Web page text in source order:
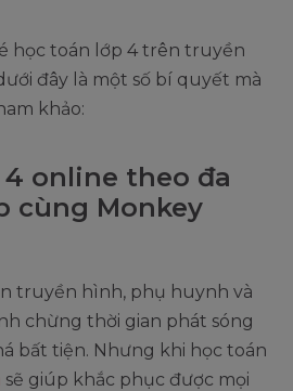
học toán lớp 4 trên truyền
đây là một số bí quyết mà
khảo:
online theo đa
cùng Monkey
truyền hình, phụ huynh và
chừng thời gian phát sóng
bất tiện. Nhưng khi học toán
sẽ giúp khắc phục được mọi